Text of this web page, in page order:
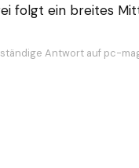
folgt ein breites
Antwort auf pc-